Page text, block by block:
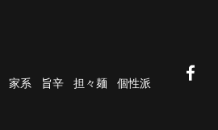
家系 旨辛 担々麺
個性派